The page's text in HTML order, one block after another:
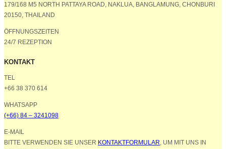
179/168 M5 NORTH PATTAYA ROAD, NAKLUA, BANGLAMUNG, CHONBURI
20150, THAILAND
ÖFFNUNGSZEITEN
24/7 REZEPTION
KONTAKT
TEL
+66 38 370 614
WHATSAPP
(+66) 84 – 3241098
E-MAIL
BITTE VERWENDEN SIE UNSER KONTAKTFORMULAR, UM MIT UNS IN